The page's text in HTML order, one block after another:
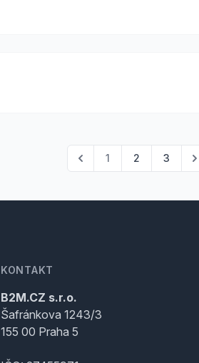
1 2 3
KONTAKT
B2M.CZ s.r.o.
Šafránkova 1243/3
155 00 Praha 5